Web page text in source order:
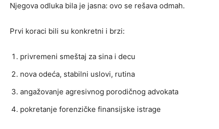
Njegova odluka bila je jasna: ovo se rešava odmah.
Prvi koraci bili su konkretni i brzi:
privremeni smeštaj za sina i decu
nova odeća, stabilni uslovi, rutina
angažovanje agresivnog porodičnog advokata
pokretanje forenzičke finansijske istrage